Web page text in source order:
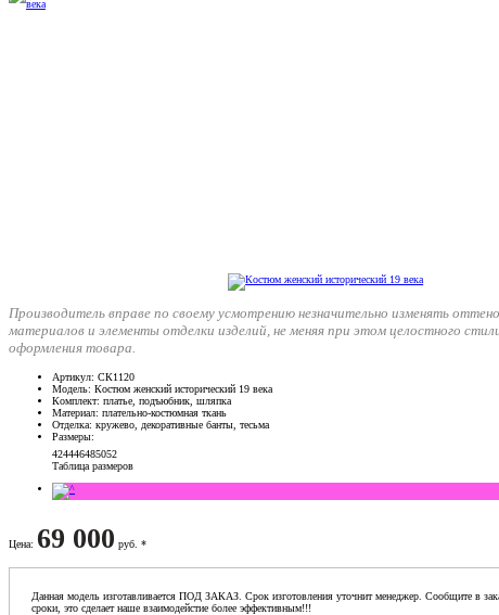
Производитель вправе по своему усмотрению незначительно изменять
материалов и элементы отделки изделий, не меняя при этом целостного
оформления товара.
Артикул: СК1120
Модель: Костюм женский исторический 19 века
Комплект: платье, подъюбник, шляпка
Материал: плательно-костюмная ткань
Отделка: кружево, декоративные банты, тесьма
Размеры:
424446485052
Таблица размеров
Цена: 69 000 руб. *
Данная модель изготавливается ПОД ЗАКАЗ. Срок изготовления уточнит менеджер. Сообщите в
сроки, это сделает наше взаимодейстие более эффективным!!!